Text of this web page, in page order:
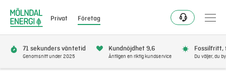
Privat Företag
71 sekunders väntetid
Genomsnitt under 2025
Kundnöjdhet 9,6
Äntligen en riktig kundservice
Fossilfritt,
Du väljer, du